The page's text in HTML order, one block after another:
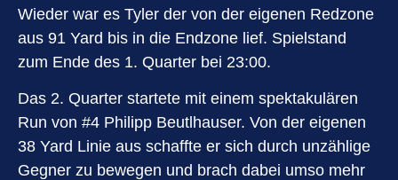
Wieder war es Tyler der von der eigenen Redzone
aus 91 Yard bis in die Endzone lief. Spielstand
zum Ende des 1. Quarter bei 23:00.
Das 2. Quarter startete mit einem spektakulären
Run von #4 Philipp Beutlhauser. Von der eigenen
38 Yard Linie aus schaffte er sich durch unzählige
Gegner zu bewegen und brach dabei umso mehr